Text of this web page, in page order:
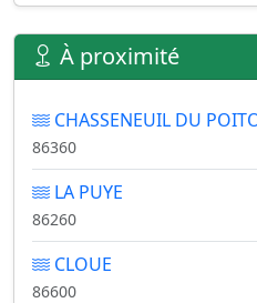
À proximité
CHASSENEUIL DU
86360
LA PUYE
86260
CLOUE
86600